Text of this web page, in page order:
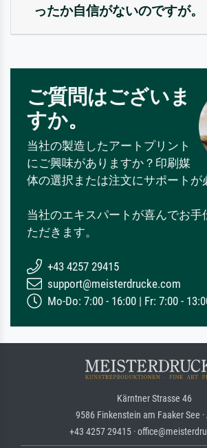
ったか自信がないのですが。
ご質問はございま
すか。
当社の製造したアートプリント
にご興味がありますか？印刷媒
体の選択または注文にサポートが
当社のエキスパートが喜んでお手
ただきます。
+43 4257 29415
support@meisterdrucke.com
Mo-Do: 7:00 - 16:00 | Fr: 7:00 -
Kärntner Strasse 46
9586 Finkenstein am Faaker See ·
+43 4257 29415 ·